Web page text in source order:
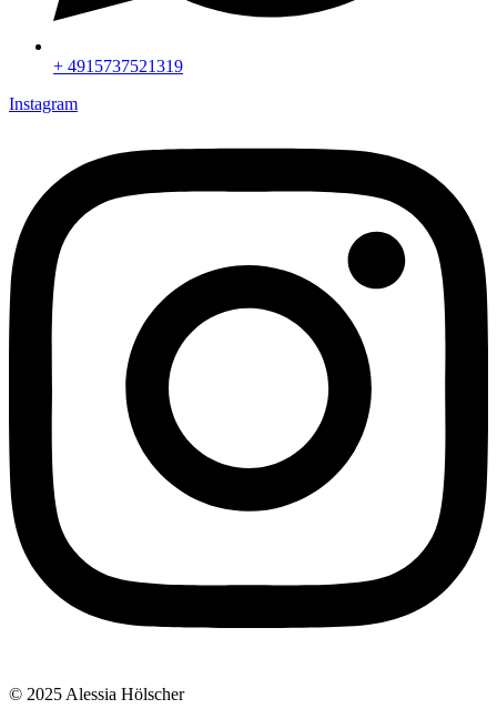
+ 4915737521319
Instagram
© 2025 Alessia Hölscher